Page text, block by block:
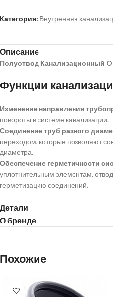
Категория: Внутренняя
Описание
Полуотвод Канализационный
Функции
Изменение направления
повороты в системе канализации.
Соединение труб разного
переходом, которые позволяют
диаметра.
Обеспечение герметичности
уплотнительным элементам,
герметизацию соединений.
Детали
О бренде
Похожие